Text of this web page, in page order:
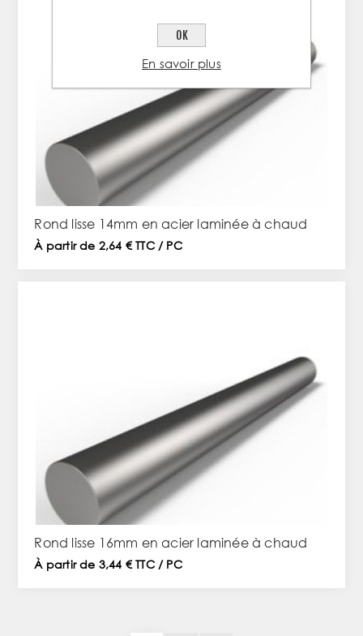
Rond lisse 14mm en acier laminée à chaud
À partir de 2,64 € TTC / PC
Rond lisse 16mm en acier laminée à chaud
À partir de 3,44 € TTC / PC
OK
En savoir plus